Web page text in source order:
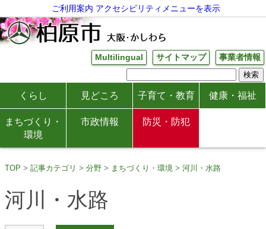
ご利用案内 アクセシビリティメニューを表示
Multilingual サイトマップ 事業者情報
くらし 見どころ 子育て・教育 健康・福祉
まちづくり・
環境
市政情報 防災・防犯
TOP 記事カテゴリ 分野 まちづくり・環境 河川・水路
河川・水路